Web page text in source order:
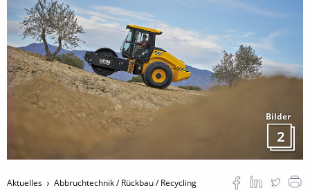
Bilder
2
Aktuelles
Abbruchtechnik / Rückbau / Recycling